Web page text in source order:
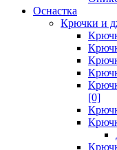
Оснастка
Крючки и
[0]